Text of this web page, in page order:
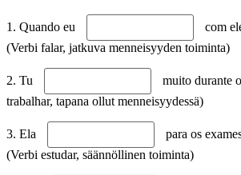
1. Quando eu
com
(Verbi falar, jatkuva menneisyyden toiminta)
2. Tu
muito durante
trabalhar, tapana ollut menneisyydessä)
3. Ela
para os
(Verbi estudar, säännöllinen toiminta)